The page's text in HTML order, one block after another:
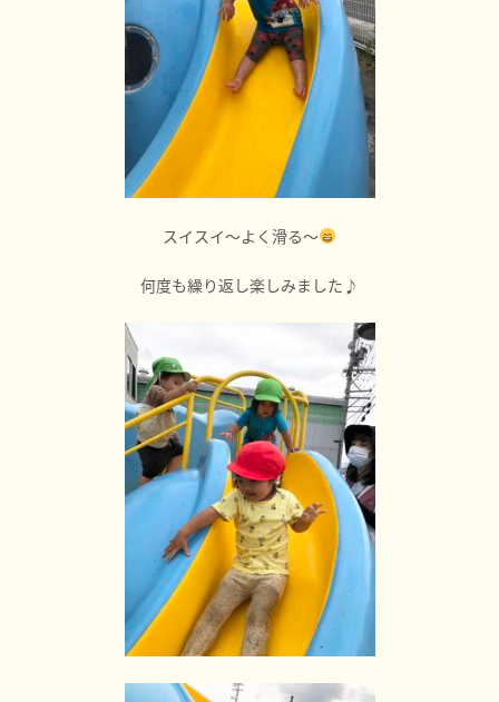
スイスイ〜よく滑る〜
何度も繰り返し楽しみました♪